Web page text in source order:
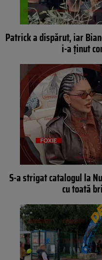
Patrick a dispărut, iar
i-a ținut
S-a strigat catalogul la
cu toată